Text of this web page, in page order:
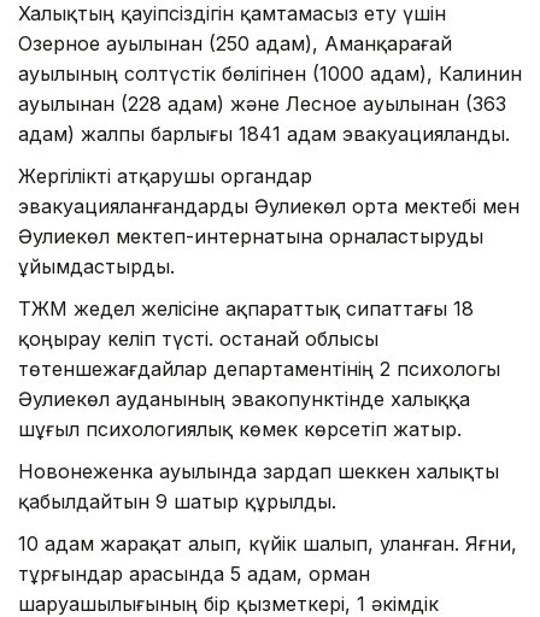
Халықтың қауіпсіздігін қамтамасыз ету үшін
Озерное ауылынан (250 адам), Аманқарағай
ауылының солтүстік бөлігінен (1000 адам), Калинин
ауылынан (228 адам) және Лесное ауылынан (363
адам) жалпы барлығы 1841 адам эвакуацияланды.
Жергілікті атқарушы органдар
эвакуацияланғандарды Әулиекөл орта мектебі мен
Әулиекөл мектеп-интернатына орналастыруды
ұйымдастырды.
ТЖМ жедел желісіне ақпараттық сипаттағы 18
қоңырау келіп түсті. Қостанай облысы
төтеншежағдайлар департаментінің 2 психологы
Әулиекөл ауданының эвакопунктінде халыққа
шұғыл психологиялық көмек көрсетіп жатыр.
Новонеженка ауылында зардап шеккен халықты
қабылдайтын 9 шатыр құрылды.
10 адам жарақат алып, күйік шалып, уланған. Яғни,
тұрғындар арасында 5 адам, орман
шаруашылығының бір қызметкері, 1 әкімдік